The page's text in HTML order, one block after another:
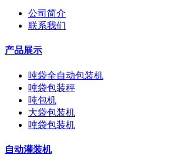
公司简介
联系我们
产品展示
吨袋全自动包装机
吨袋包装秤
吨包机
大袋包装机
吨袋包装机
自动灌装机